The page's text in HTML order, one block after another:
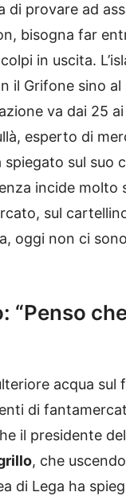
di provare ad
bisogna far
in uscita.
il Grifone sino al
va dai 25
esperto di
sul suo
incide molto
sul
oggi non ci
“Penso
acqua sul
di
il presidente
, che uscendo
di Lega ha